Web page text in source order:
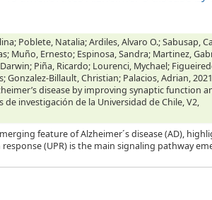
Poblete, Natalia; Ardiles, Alvaro O.; Sabusap,
Muño, Ernesto; Espinosa, Sandra; Martinez,
Piña, Ricardo; Lourenci, Mychael;
Gonzalez-Billault, Christian; Palacios, Adrian,
disease by improving synaptic function
investigación de la Universidad de Chile, V2,
feature of Alzheimer´s disease (AD),
(UPR) is the main signaling pathway